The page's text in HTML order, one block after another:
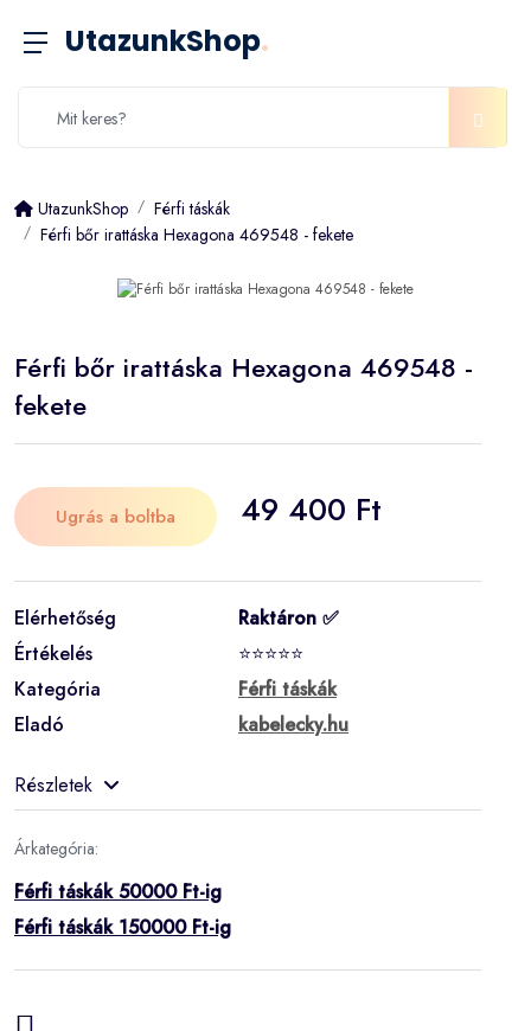
UtazunkShop.
UtazunkShop
Férfi táskák
Férfi bőr irattáska Hexagona 469548 - fekete
Férfi bőr irattáska Hexagona 469548 -
fekete
Ugrás a boltba 49 400 Ft
Elérhetőség
Raktáron ✅
Értékelés
⭐⭐⭐⭐⭐
Kategória
Férfi táskák
Eladó
kabelecky.hu
Részletek
Árkategória:
Férfi táskák 50000 Ft-ig
Férfi táskák 150000 Ft-ig